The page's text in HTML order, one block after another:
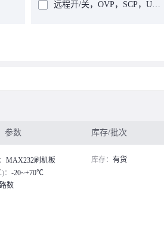
远程开/关，OVP，SCP，UVLO
可桥接，远程开/关，OCP
远程开/关，OCP，OVP，SCP
参数 库存/批次
MAX232刷机板
-20~+70℃
数
库存： 有货